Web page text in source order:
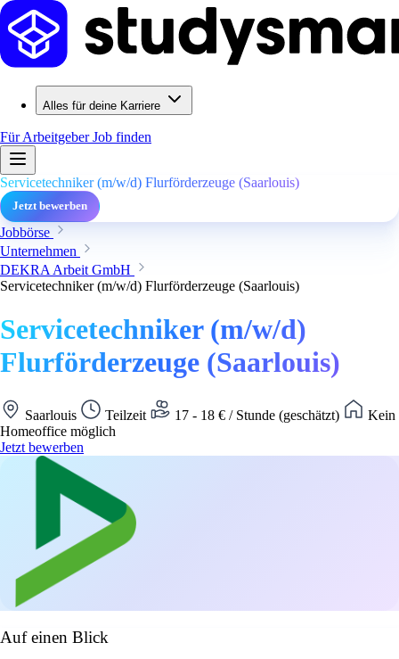
Alles für deine Karriere
Für ArbeitgeberJob finden
Servicetechniker (m/w/d) Flurförderzeuge (Saarlouis)
Jetzt bewerben
Jobbörse
Unternehmen
DEKRA Arbeit GmbH
Servicetechniker (m/w/d) Flurförderzeuge (Saarlouis)
Servicetechniker (m/w/d)
Flurförderzeuge (Saarlouis)
Saarlouis Teilzeit 17 - 18 € / Stunde (geschätzt)
Kein
Homeoffice möglich
Jetzt bewerben
Auf einen Blick